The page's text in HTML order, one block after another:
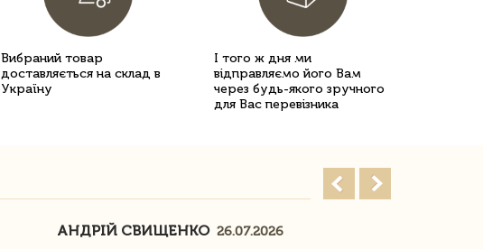
Вибраний товар
доставляється на склад в
Україну
І того ж дня ми
відправляємо його Вам
через будь-якого зручного
для Вас перевізника
АНДРІЙ СВИЩЕНКО 26.07.2026